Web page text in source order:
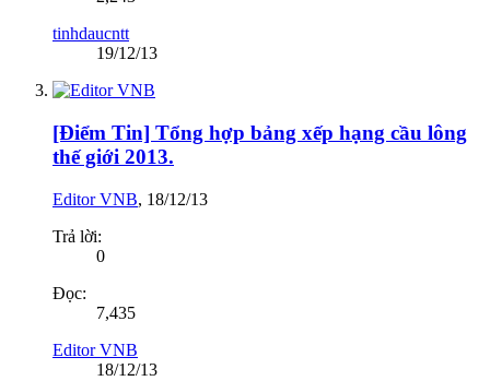
tinhdaucntt
19/12/13
[Điểm Tin] Tổng hợp bảng xếp hạng cầu lông
thế giới 2013.
Editor VNB, 18/12/13
Trả lời:
0
Đọc:
7,435
Editor VNB
18/12/13